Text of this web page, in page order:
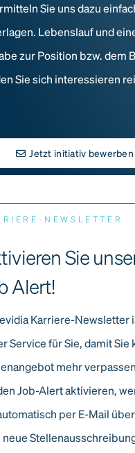
Sie uns dazu
Lebenslauf und
zur Position bzw. dem
Sie sich interessieren
Jetzt initiativ bewerben
NEWSLETTER
Sie
Alert!
Karriere-Newsletter
Service für Sie, damit Sie
mehr
Job-Alert aktivieren,
per E-Mail über
neue